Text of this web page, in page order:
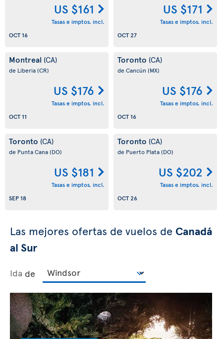
US $161
Tasas e imptos. incl.
OCT 16
US $171
Tasas e imptos. incl.
OCT 27
Montreal (CA)
de Liberia(CR)
US $176
Tasas e imptos. incl.
OCT 11
Toronto (CA)
de Cancún (MX)
US $176
Tasas e imptos. incl.
OCT 16
Toronto (CA)
de Punta Cana(DO)
US $181
Tasas e imptos. incl.
SEP 18
Toronto (CA)
de Puerto Plata(DO)
US $202
Tasas e imptos. incl.
OCT 26
Las mejores ofertas de vuelos de Canadá
al Sur
Ida de